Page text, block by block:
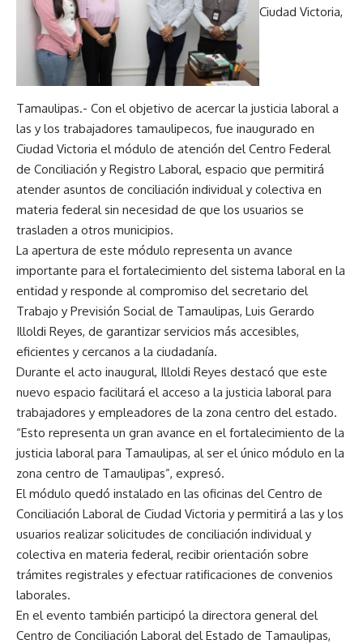
Ciudad Victoria,
Tamaulipas.- Con el objetivo de acercar la justicia laboral a
las y los trabajadores tamaulipecos, fue inaugurado en
Ciudad Victoria el módulo de atención del Centro Federal
de Conciliación y Registro Laboral, espacio que permitirá
atender asuntos de conciliación individual y colectiva en
materia federal sin necesidad de que los usuarios se
trasladen a otros municipios.
La apertura de este módulo representa un avance
importante para el fortalecimiento del sistema laboral en la
entidad y responde al compromiso del secretario del
Trabajo y Previsión Social de Tamaulipas, Luis Gerardo
Illoldi Reyes, de garantizar servicios más accesibles,
eficientes y cercanos a la ciudadanía.
Durante el acto inaugural, Illoldi Reyes destacó que este
nuevo espacio facilitará el acceso a la justicia laboral para
trabajadores y empleadores de la zona centro del estado.
“Esto representa un gran avance en el fortalecimiento de la
justicia laboral para Tamaulipas, al ser el único módulo en la
zona centro de Tamaulipas”, expresó.
El módulo quedó instalado en las oficinas del Centro de
Conciliación Laboral de Ciudad Victoria y permitirá a las y los
usuarios realizar solicitudes de conciliación individual y
colectiva en materia federal, recibir orientación sobre
trámites registrales y efectuar ratificaciones de convenios
laborales.
En el evento también participó la directora general del
Centro de Conciliación Laboral del Estado de Tamaulipas,